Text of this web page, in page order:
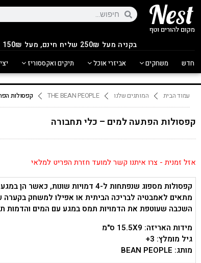
בקניה מעל 250 ₪ שליח חינם, מעל 150₪ שליח ב-14.90₪
חדש משחקים אביזרי אוכל תיקים ואקססוריז
עמוד הבית המותגים שלנו THE BEAN PEOPLE קפסולות
קפסולות הפתעה למים – כלי תחבורה
אזל זמנית - צרו איתנו קשר למועד חזרת הפריט למלאי
קפסולות מספוג שנפתחות ל-4 דמויות שונות, כאשר הן במגע עם מים.
מתאים לאמבטיה לבריכה הביתית או אפילו למשחק בקערה
השכבה שעוטפת את הדמויות תמס במגע עם המים והדמות
מידות האריזה: 15.5X9 ס"מ
גיל מומלץ: 3+
מותג: BEAN PEOPLE